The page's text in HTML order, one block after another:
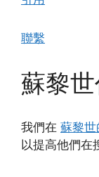
聯繫
蘇黎
我們在 蘇黎世
以提高他們在